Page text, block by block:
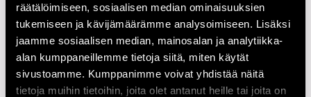
räätälöimiseen, sosiaalisen median ominaisuuksien
tukemiseen ja kävijämäärämme analysoimiseen. Lisäksi
jaamme sosiaalisen median, mainosalan ja analytiikka-
alan kumppaneillemme tietoja siitä, miten käytät
sivustoamme. Kumppanimme voivat yhdistää näitä
tietoja muihin tietoihin, joita olet antanut heille tai joita on
2020-LUKU
PÄIVÄ AIKA PAIKKA
15.07.2011 20.00 Klubi-Klubben